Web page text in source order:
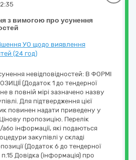
з вимогою про усунення
УО щодо виявлення
(24 год)
невідповідностей: В ФОРМІ
(Додаток 1 до тендерної
в повній мірі зазначено назву
Для підтвердження цієї
повинен надати приведену у
Цінову пропозицію. Перелік
інформації, які подаються
закупівлі у складі
(Додаток 6 до тендерної
п.15 Довідка (інформація) про